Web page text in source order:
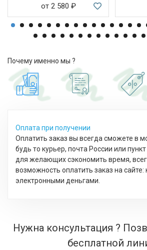
от 2 580 ₽
Почему именно мы ?
Оплата при получении
Оплатить заказ вы всегда сможете в
будь то курьер, почта России или
для желающих сэкономить время,
возможность оплатить заказ на сайте:
электронными деньгами.
Нужна консультация ?
бесплатной